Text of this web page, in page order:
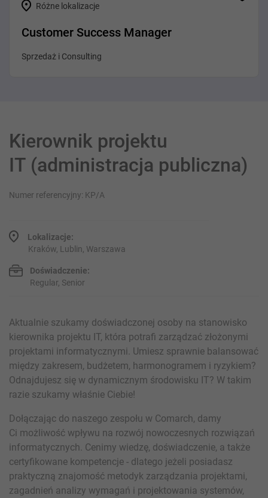
Różne lokalizacje
Customer Success Manager
Sprzedaż i Consulting
Kierownik projektu
IT (administracja publiczna)
Numer referencyjny: KP/A
Lokalizacje:
Kraków, Lublin, Warszawa
Doświadczenie:
Regular, Senior
Aktualnie szukamy doświadczonej osoby na stanowisko
kierownika projektu IT, która potrafi zarządzać złożonymi
projektami informatycznymi. Umiesz sprawnie balansować
między zakresem, budżetem, harmonogramem i ryzykiem?
Odnajdujesz się w dynamicznym środowisku IT? W takim
razie szukamy właśnie Ciebie!
Dołączając do naszego zespołu w Comarch, damy
Ci możliwość wpływu na rozwój nowoczesnych rozwiązań
informatycznych. Cenimy wiedzę, doświadczenie, a także
certyfikowane kompetencje - dlatego jeżeli posiadasz
praktyczną znajomość metodyk zarządzania projektami,
zagadnień analizy wymagań i projektowania systemów,